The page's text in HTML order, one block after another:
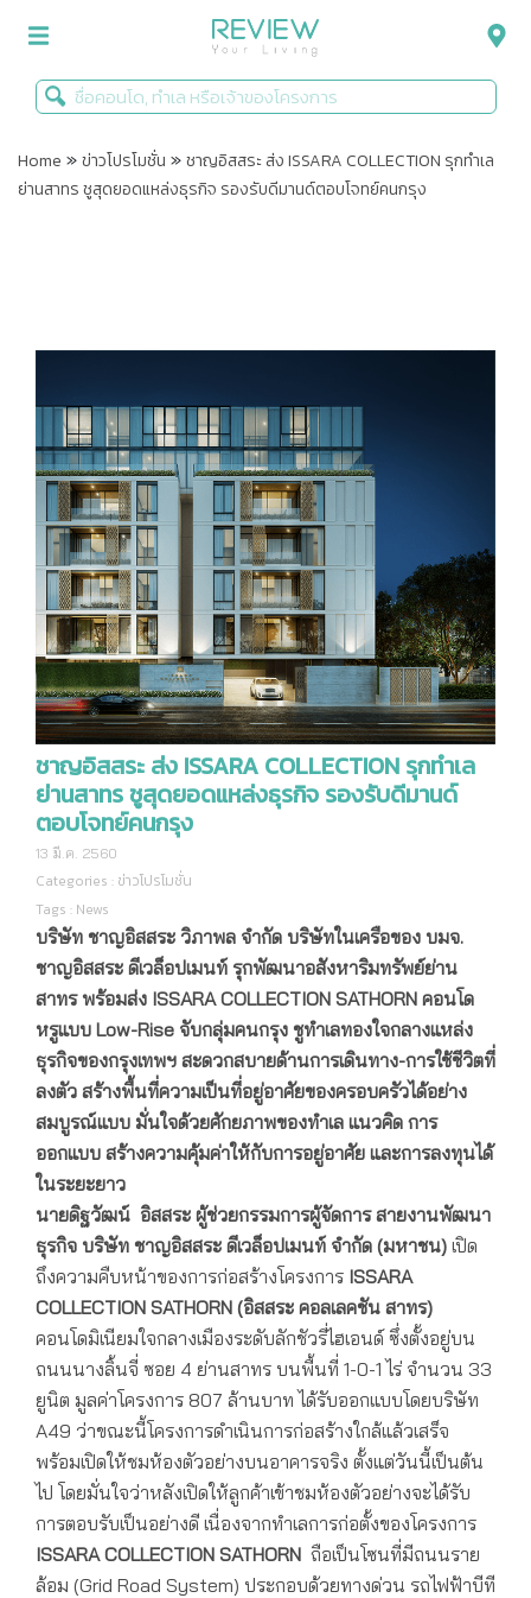
รีวิวคอนโด
Infographic
ข่าวโปรโมชั่น
Home »ข่าวโปรโมชั่น »ชาญอิสสระ ส่ง ISSARA COLLECTION รุกทำเล
ย่านสาทร ชูสุดยอดแหล่งธุรกิจ รองรับดีมานด์ตอบโจทย์คนกรุง
ชาญอิสสระ ส่ง ISSARA COLLECTION รุกทำเล
ย่านสาทร ชูสุดยอดแหล่งธุรกิจ รองรับดีมานด์
ตอบโจทย์คนกรุง
13 มี.ค. 2560
Categories : ข่าวโปรโมชั่น
Tags : News
บริษัท ชาญอิสสระ วิภาพล จำกัด บริษัทในเครือของ บมจ.
ชาญอิสสระ ดีเวล็อปเมนท์ รุกพัฒนาอสังหาริมทรัพย์ย่าน
สาทร พร้อมส่ง ISSARA COLLECTION SATHORN คอนโด
หรูแบบ Low-Rise จับกลุ่มคนกรุง ชูทำเลทองใจกลางแหล่ง
ธุรกิจของกรุงเทพฯ สะดวกสบายด้านการเดินทาง-การใช้ชีวิตที่
ลงตัว สร้างพื้นที่ความเป็นที่อยู่อาศัยของครอบครัวได้อย่าง
สมบูรณ์แบบ มั่นใจด้วยศักยภาพของทำเล แนวคิด การ
ออกแบบ สร้างความคุ้มค่าให้กับการอยู่อาศัย และการลงทุนได้
ในระยะยาว
นายดิฐวัฒน์ อิสสระ ผู้ช่วยกรรมการผู้จัดการ สายงานพัฒนา
ธุรกิจ บริษัท ชาญอิสสระ ดีเวล็อปเมนท์ จำกัด (มหาชน) เปิด
ถึงความคืบหน้าของการก่อสร้างโครงการ ISSARA
COLLECTION SATHORN (อิสสระ คอลเลคชัน สาทร)
คอนโดมิเนียมใจกลางเมืองระดับลักชัวรี่ไฮเอนด์ ซึ่งตั้งอยู่บน
ถนนนางลิ้นจี่ ซอย 4 ย่านสาทร บนพื้นที่ 1-0-1 ไร่ จำนวน 33
ยูนิต มูลค่าโครงการ 807 ล้านบาท ได้รับออกแบบโดยบริษัท
A49 ว่าขณะนี้โครงการดำเนินการก่อสร้างใกล้แล้วเสร็จ
พร้อมเปิดให้ชมห้องตัวอย่างบนอาคารจริง ตั้งแต่วันนี้เป็นต้น
ไป โดยมั่นใจว่าหลังเปิดให้ลูกค้าเข้าชมห้องตัวอย่างจะได้รับ
การตอบรับเป็นอย่างดี เนื่องจากทำเลการก่อตั้งของโครงการ
ISSARA COLLECTION SATHORN ถือเป็นโซนที่มีถนนราย
ล้อม (Grid Road System) ประกอบด้วยทางด่วน รถไฟฟ้าบีที